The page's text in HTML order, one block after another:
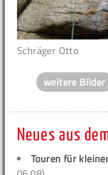
Schräger Otto
weitere Bilder
Neues aus
Touren für